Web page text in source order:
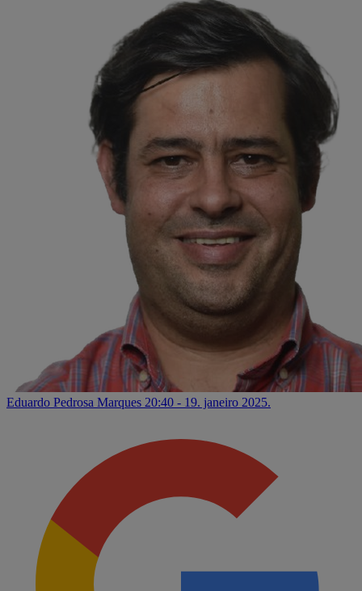
Eduardo Pedrosa Marques 20:40 - 19. janeiro 2025.